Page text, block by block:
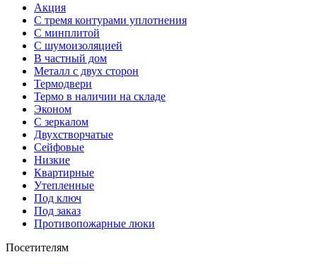
Акция
С тремя контурами уплотнения
С минплитой
С шумоизоляцией
В частный дом
Металл с двух сторон
Термодвери
Термо в наличии на складе
Эконом
С зеркалом
Двухстворчатые
Сейфовые
Низкие
Квартирные
Утепленные
Под ключ
Под заказ
Противопожарные люки
Посетителям